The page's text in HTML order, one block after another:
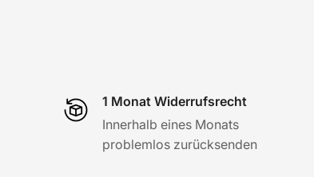
1 Monat Widerrufsrecht
Innerhalb eines Monats
problemlos zurücksenden